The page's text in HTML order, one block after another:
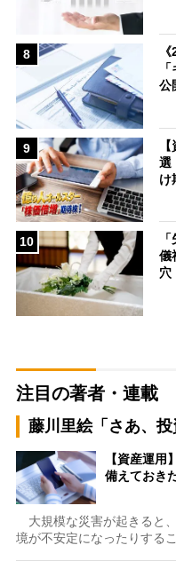
8
公
9
選
け
10
儀
注目の著者・連載
藤川里絵「さあ、投
【資産運用
備えておき
大規模な災害が起きると
境が不安定になったりする